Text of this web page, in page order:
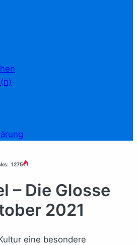
1275
– Die Glosse
2021
eine besondere